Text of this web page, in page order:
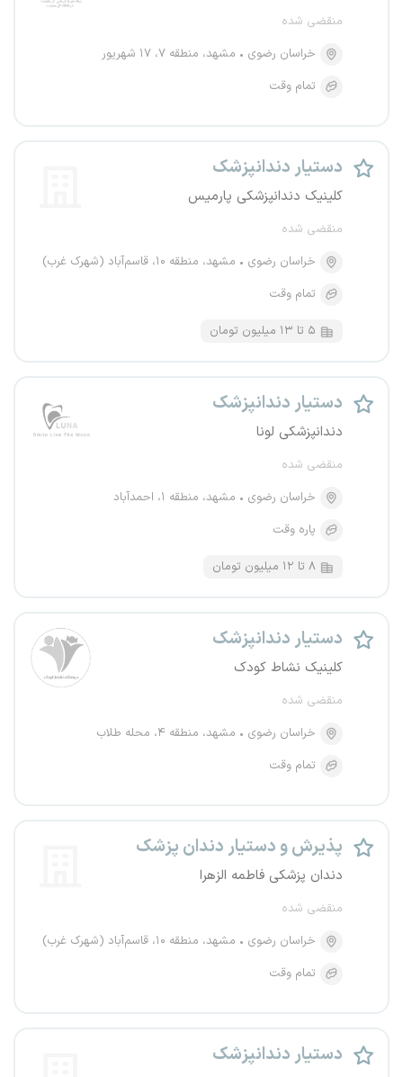
منقضی شده
خراسان رضوی
مشهد، منطقه ۷، ۱۷ شهریور
تمام وقت
دستیار دندانپزشک
کلینیک دندانپزشکی پارمیس
منقضی شده
خراسان رضوی
مشهد، منطقه ۱۰، قاسم‌آباد (شهرک غرب)
تمام وقت
۵ تا ۱۳ میلیون تومان
دستیار دندانپزشک
دندانپزشکی لونا
منقضی شده
خراسان رضوی
مشهد، منطقه ۱، احمدآباد
پاره وقت
۸ تا ۱۲ میلیون تومان
دستیار دندانپزشک
کلینیک نشاط کودک
منقضی شده
خراسان رضوی
مشهد، منطقه ۴، محله طلاب
تمام وقت
پذیرش و دستیار دندان پزشک
دندان پزشکی فاطمه الزهرا
منقضی شده
خراسان رضوی
مشهد، منطقه ۱۰، قاسم‌آباد (شهرک غرب)
تمام وقت
دستیار دندانپزشک